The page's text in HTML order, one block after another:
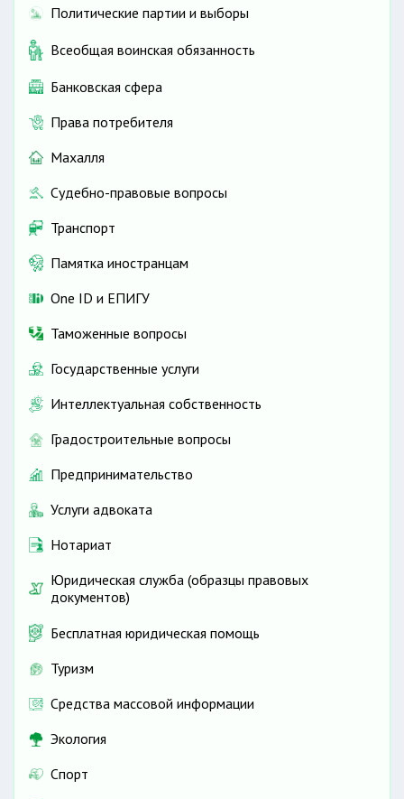
Политические партии и выборы
Всеобщая воинская обязанность
Банковская сфера
Права потребителя
Махалля
Судебно-правовые вопросы
Транспорт
Памятка иностранцам
One ID и ЕПИГУ
Таможенные вопросы
Государственные услуги
Интеллектуальная собственность
Градостроительные вопросы
Предпринимательство
Услуги адвоката
Нотариат
Юридическая служба (образцы правовых
документов)
Бесплатная юридическая помощь
Туризм
Средства массовой информации
Экология
Спорт